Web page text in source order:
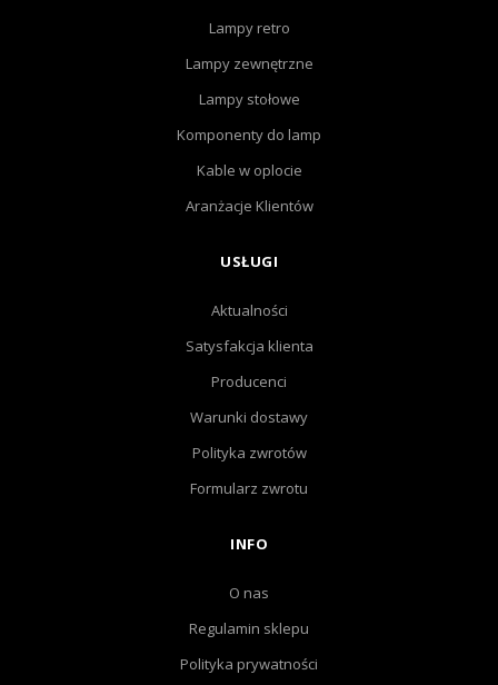
Lampy retro
Lampy zewnętrzne
Lampy stołowe
Komponenty do lamp
Kable w oplocie
Aranżacje Klientów
USŁUGI
Aktualności
Satysfakcja klienta
Producenci
Warunki dostawy
Polityka zwrotów
Formularz zwrotu
INFO
O nas
Regulamin sklepu
Polityka prywatności